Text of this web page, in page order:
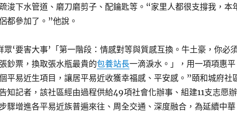
浚下水管道、磨刀磨剪子、配鑰匙等。“家里人都很支撐我，本
都參加了。”他說。
眾‘要害大事’「第一階段：情感對等與質感互換。牛土豪，你必
鈔票，換取張水瓶最貴的包養站長一滴淚水。」，用一項項惠平
平易近生項目，讓居平易近收獲幸福感、平安感。”頤和城府社
知記者，該社區經由過程供給49項社會化辦事、組建11支志愿辦
驟增進各平易近族普遍來往、周全交通、深度融合，為延續中華